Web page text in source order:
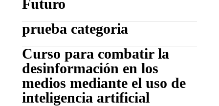
Futuro
prueba categoria
Curso para combatir la
desinformación en los
medios mediante el uso de
inteligencia artificial